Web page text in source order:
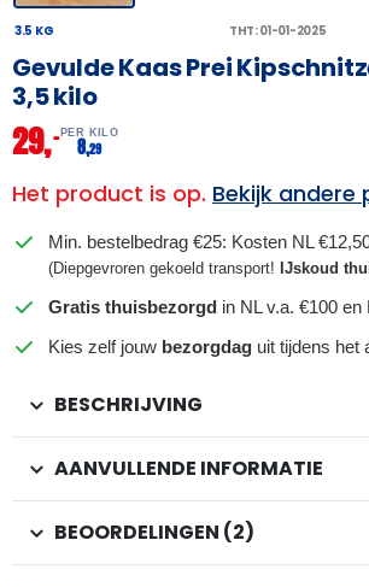
3.5 KG THT: 01-01-2025
Gevulde Kaas Prei
3,5 kilo
29,– PER KILO
8,29
Het product is op. Bekijk andere
Min. bestelbedrag €25: Kosten NL
(Diepgevroren gekoeld transport! IJskoud
Gratis thuisbezorgd in NL v.a. €100 en
Kies zelf jouw bezorgdag uit tijdens het
BESCHRIJVING
AANVULLENDE INFORMATIE
BEOORDELINGEN (2)